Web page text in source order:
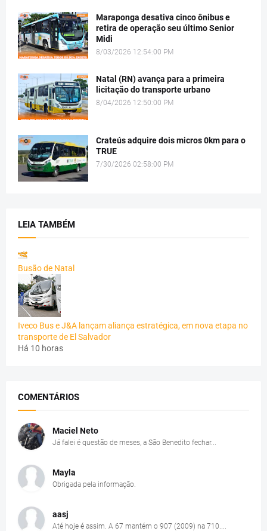
Maraponga desativa cinco ônibus e
retira de operação seu último Senior
Midi
8/03/2026 12:54:00 PM
Natal (RN) avança para a primeira
licitação do transporte urbano
8/04/2026 12:50:00 PM
Crateús adquire dois micros 0km para o
TRUE
7/30/2026 02:58:00 PM
LEIA TAMBÉM
Busão de Natal
Iveco Bus e J&A lançam aliança estratégica, em nova etapa no
transporte de El Salvador
Há 10 horas
COMENTÁRIOS
Maciel Neto
Já falei é questão de meses, a São Benedito fechar...
Mayla
Obrigada pela informação.
aasj
Até hoje é assim. A 67 mantém o 907 (2009) na 710....